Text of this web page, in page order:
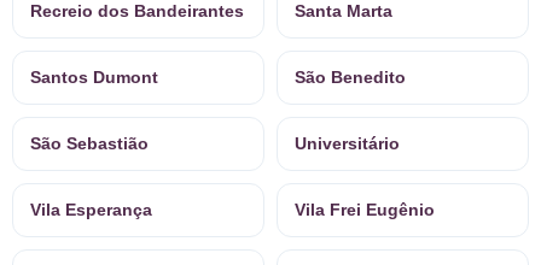
Recreio dos Bandeirantes Santa Marta
Santos Dumont São Benedito
São Sebastião Universitário
Vila Esperança Vila Frei Eugênio